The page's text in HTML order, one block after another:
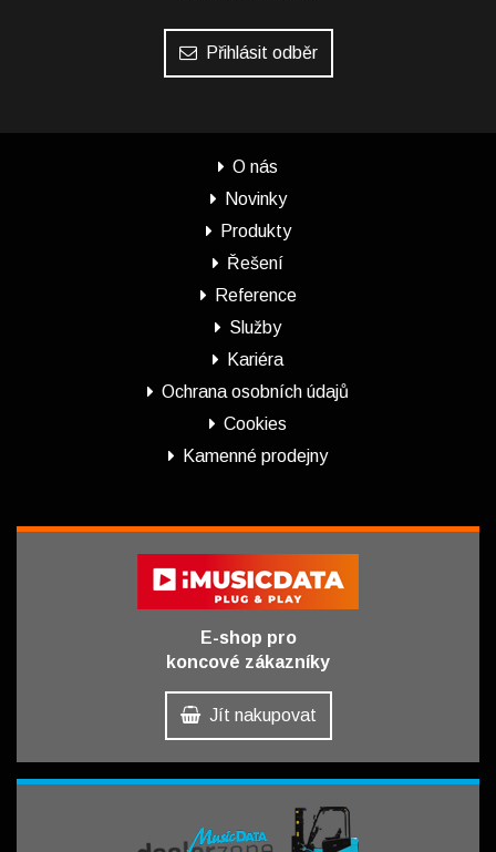
Přihlásit odběr
O nás
Novinky
Produkty
Řešení
Reference
Služby
Kariéra
Ochrana osobních údajů
Cookies
Kamenné prodejny
E-shop pro
koncové zákazníky
Jít nakupovat